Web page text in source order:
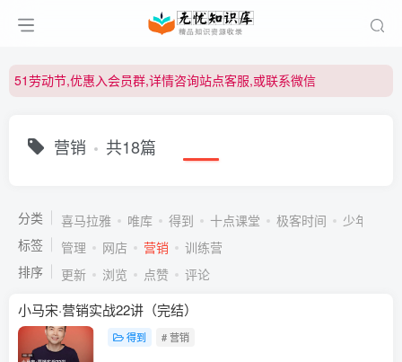
51劳动节,优惠入会员群,详情咨询站点客服,或联系微信
51劳动节,优惠入会员群,详情咨询站点客服,或联系微信
营销 共18篇
分类 喜马拉雅 唯库 得到 十点课堂 极客时间
少年得到
标签
管理 网店 营销
训练营
排序
更新 浏览 点赞 评论
小马宋·营销实战22讲（完结）
得到 # 营销